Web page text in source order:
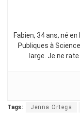
Fabien, 34 ans, né
Publiques à
large. Je ne
Tags: Jenna Ortega